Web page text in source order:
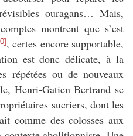
ouragans… Mais,
montrent que s’est
, certes encore supportable,
est donc délicate, à la
répétées ou de nouveaux
Henri-Gatien Bertrand se
sucriers, dont les
comme des colosses aux